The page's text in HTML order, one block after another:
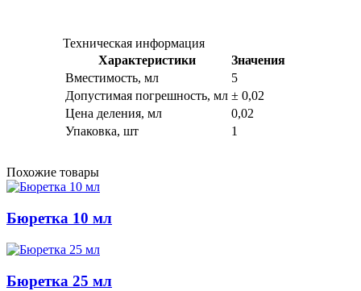
Техническая информация
Характеристики
Значения
Вместимость, мл
5
Допустимая погрешность, мл ± 0,02
Цена деления, мл
0,02
Упаковка, шт
1
Похожие товары
Бюретка 10 мл
Бюретка 25 мл